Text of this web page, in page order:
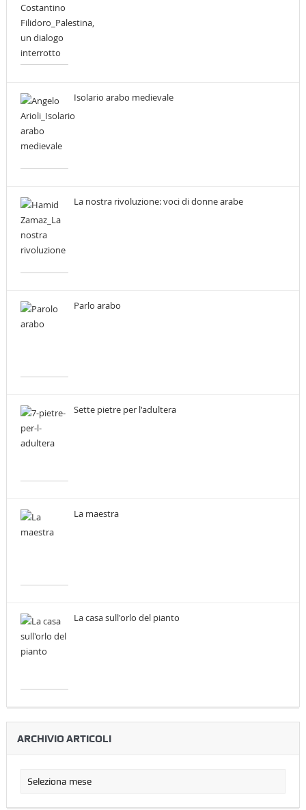
Isolario arabo medievale
La nostra rivoluzione: voci di donne arabe
Parlo arabo
Sette pietre per l'adultera
La maestra
La casa sull'orlo del pianto
ARCHIVIO ARTICOLI